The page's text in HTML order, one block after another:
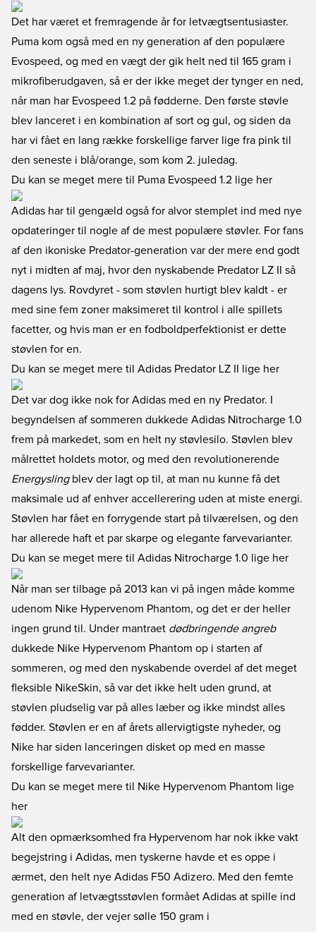
Det har været et fremragende år for letvægtsentusiaster.
Puma kom også med en ny generation af den populære
Evospeed, og med en vægt der gik helt ned til 165 gram i
mikrofiberudgaven, så er der ikke meget der tynger en ned,
når man har Evospeed 1.2 på fødderne. Den første støvle
blev lanceret i en kombination af sort og gul, og siden da
har vi fået en lang række forskellige farver lige fra pink til
den seneste i blå/orange, som kom 2. juledag.
Du kan se meget mere til Puma Evospeed 1.2 lige her
Adidas har til gengæld også for alvor stemplet ind med nye
opdateringer til nogle af de mest populære støvler. For fans
af den ikoniske Predator-generation var der mere end godt
nyt i midten af maj, hvor den nyskabende Predator LZ II så
dagens lys. Rovdyret - som støvlen hurtigt blev kaldt - er
med sine fem zoner maksimeret til kontrol i alle spillets
facetter, og hvis man er en fodboldperfektionist er dette
støvlen for en.
Du kan se meget mere til Adidas Predator LZ II lige her
Det var dog ikke nok for Adidas med en ny Predator. I
begyndelsen af sommeren dukkede Adidas Nitrocharge 1.0
frem på markedet, som en helt ny støvlesilo. Støvlen blev
målrettet holdets motor, og med den revolutionerende
Energyslingblev der lagt op til, at man nu kunne få det
maksimale ud af enhver accellerering uden at miste energi.
Støvlen har fået en forrygende start på tilværelsen, og den
har allerede haft et par skarpe og elegante farvevarianter.
Du kan se meget mere til Adidas Nitrocharge 1.0 lige her
Når man ser tilbage på 2013 kan vi på ingen måde komme
udenom Nike Hypervenom Phantom, og det er der heller
ingen grund til. Under mantraet dødbringende angreb
dukkede Nike Hypervenom Phantom op i starten af
sommeren, og med den nyskabende overdel af det meget
fleksible NikeSkin, så var det ikke helt uden grund, at
støvlen pludselig var på alles læber og ikke mindst alles
fødder. Støvlen er en af årets allervigtigste nyheder, og
Nike har siden lanceringen disket op med en masse
forskellige farvevarianter.
Du kan se meget mere til Nike Hypervenom Phantom lige
her
Alt den opmærksomhed fra Hypervenom har nok ikke vakt
begejstring i Adidas, men tyskerne havde et es oppe i
ærmet, den helt nye Adidas F50 Adizero. Med den femte
generation af letvægtsstøvlen formået Adidas at spille ind
med en støvle, der vejer sølle 150 gram i